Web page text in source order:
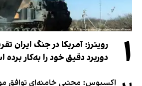
۱
رویترز: آمریکا در جنگ ایران
دوربرد دقیق خود را به‌کار
اکسیوس: مجتبی خامنه‌ای توافق